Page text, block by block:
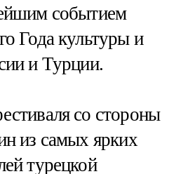
событием
Года культуры и
и Турции.
со стороны
из самых ярких
турецкой